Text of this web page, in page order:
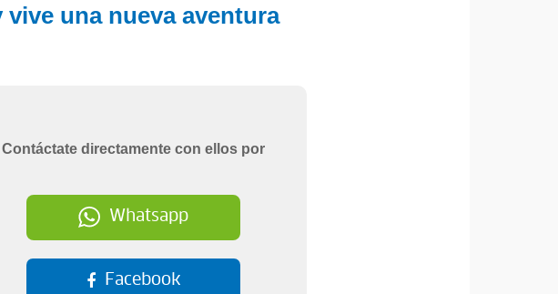
vive una nueva aventura
Contáctate directamente con ellos por
Whatsapp
Facebook